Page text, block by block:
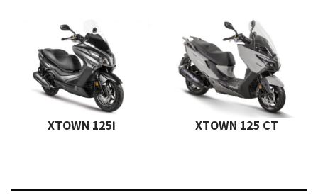
XTOWN 125 CT
XTOWN 125i